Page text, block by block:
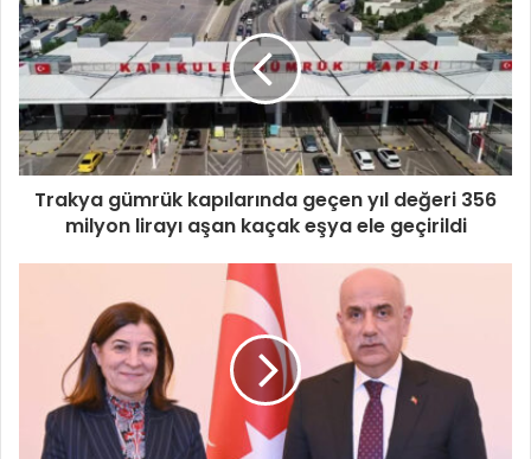
Trakya gümrük kapılarında geçen yıl değeri 356
milyon lirayı aşan kaçak eşya ele geçirildi